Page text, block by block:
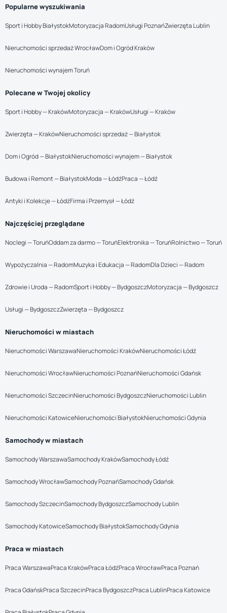
Popularne wyszukiwania
Sport i Hobby BiałystokMotoryzacja RadomUsługi PoznańZwierzęta Lublin
Nieruchomości sprzedaż WrocławDom i Ogród Kraków
Nieruchomości wynajem Toruń
Polecane w Twojej okolicy
Sport i Hobby — KrakówMotoryzacja — KrakówUsługi — Kraków
Zwierzęta — KrakówNieruchomości sprzedaż — Białystok
Dom i Ogród — BiałystokNieruchomości wynajem — Białystok
Budowa i Remont — BiałystokModa — ŁódźPraca — Łódź
Antyki i Kolekcje — ŁódźFirma i Przemysł — Łódź
Najczęściej przeglądane
Noclegi — ToruńOddam za darmo — ToruńElektronika — ToruńRolnictwo — Toruń
Wypożyczalnia — RadomMuzyka i Edukacja — RadomDla Dzieci — Radom
Zdrowie i Uroda — RadomSport i Hobby — BydgoszczMotoryzacja — Bydgoszcz
Usługi — BydgoszczZwierzęta — Bydgoszcz
Nieruchomości w miastach
Nieruchomości WarszawaNieruchomości KrakówNieruchomości Łódź
Nieruchomości WrocławNieruchomości PoznańNieruchomości Gdańsk
Nieruchomości SzczecinNieruchomości BydgoszczNieruchomości Lublin
Nieruchomości KatowiceNieruchomości BiałystokNieruchomości Gdynia
Samochody w miastach
Samochody WarszawaSamochody KrakówSamochody Łódź
Samochody WrocławSamochody PoznańSamochody Gdańsk
Samochody SzczecinSamochody BydgoszczSamochody Lublin
Samochody KatowiceSamochody BiałystokSamochody Gdynia
Praca w miastach
Praca WarszawaPraca KrakówPraca ŁódźPraca WrocławPraca Poznań
Praca GdańskPraca SzczecinPraca BydgoszczPraca LublinPraca Katowice